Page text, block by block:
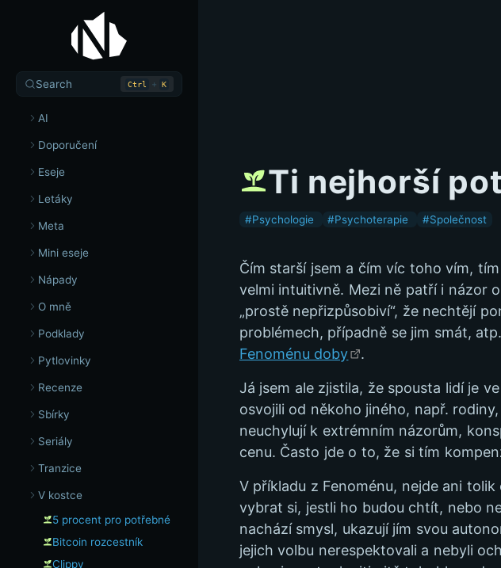
Search Ctrl + K
AI
Doporučení
Eseje
Letáky
Meta
Mini eseje
Nápady
O mně
Podklady
Pytlovinky
Recenze
Sbírky
Seriály
Tranzice
V kostce
5 procent pro potřebné
Bitcoin rozcestník
Clippy
Ti nejhorší
#Psychologie #Psychoterapie #Společnost
Čím starší jsem a čím víc toho vím,
velmi intuitivně. Mezi ně patří i názor
„prostě nepřizpůsobiví“, že nechtějí
problémech, případně se jim smát,
Fenoménu doby
.
Já jsem ale zjistila, že spousta lidí je
osvojili od někoho jiného, např.
neuchylují k extrémním názorům,
cenu. Často jde o to, že si tím
V příkladu z Fenoménu, nejde ani
vybrat si, jestli ho budou chtít, nebo
nachází smysl, ukazují jím svou
jejich volbu nerespektovali a nebyli